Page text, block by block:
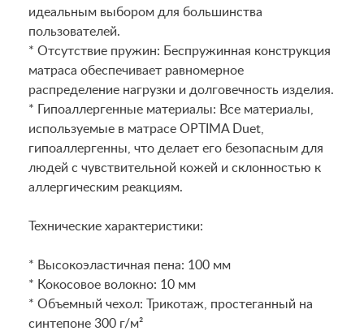
идеальным выбором для большинства
пользователей.
* Отсутствие пружин: Беспружинная конструкция
матраса обеспечивает равномерное
распределение нагрузки и долговечность изделия.
* Гипоаллергенные материалы: Все материалы,
используемые в матрасе OPTIMA Duet,
гипоаллергенны, что делает его безопасным для
людей с чувствительной кожей и склонностью к
аллергическим реакциям.
Технические характеристики:
* Высокоэластичная пена: 100 мм
* Кокосовое волокно: 10 мм
* Объемный чехол: Трикотаж, простеганный на
синтепоне 300 г/м²